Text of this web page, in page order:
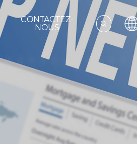
CONTACTEZ-
NOUS